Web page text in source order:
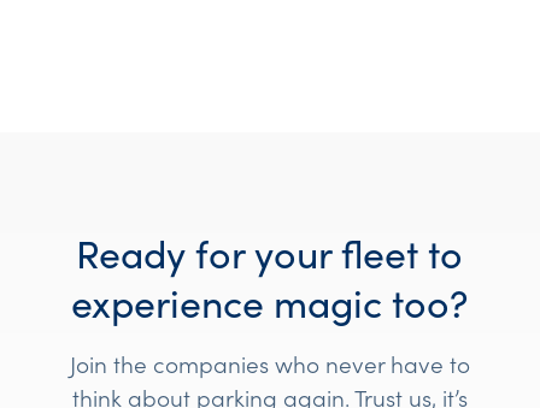
Ready for your fleet to
experience magic too?
Join the companies who never have to
think about parking again. Trust us, it’s